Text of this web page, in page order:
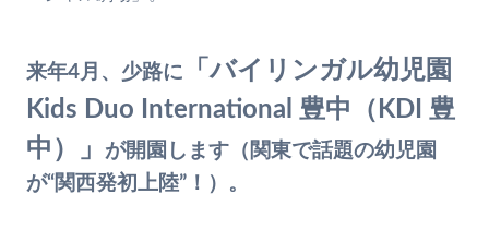
来年4月、少路に
「バイリンガル幼児園
Kids Duo International 豊中（KDI 豊
中）」
が開園します（関東で話題の幼児園
が“関西発初上陸”！）。